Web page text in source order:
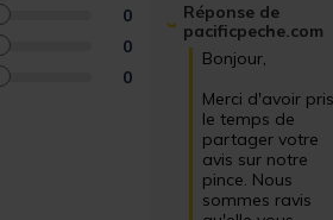
0
0
0
Réponse de
pacificpeche.com
Bonjour,
Merci d'avoir
le temps de
partager votre
avis sur notre
pince. Nous
sommes ravis